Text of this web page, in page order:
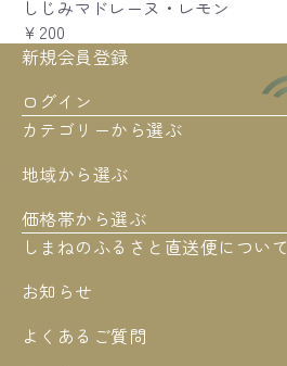
しじみマドレーヌ・レモン
￥200
カテゴリーから選ぶ
地域から選ぶ
価格帯から選ぶ
新規会員登録
ログイン
しまねのふるさと直送便について
お知らせ
よくあるご質問